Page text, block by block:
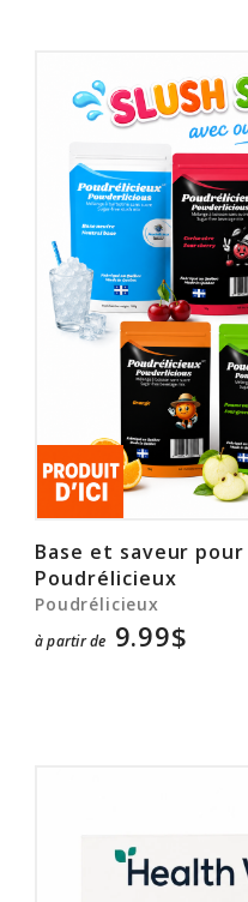
Base et saveur
Poudrélicieux
Poudrélicieux
à partir de 9.99$